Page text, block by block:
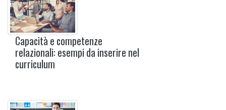
Capacità e competenze
relazionali: esempi da inserire nel
curriculum